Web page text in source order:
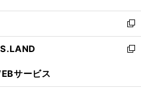
開
く
ウ
で
開
く
ン
ド
ウ
で
ウ
ィ
ン
ド
開
新
し
い
ン
新
ウ
サービス